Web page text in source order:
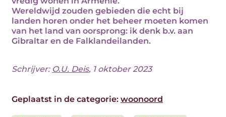
Wereldwijd zouden gebieden die echt bij
landen horen onder het beheer moeten komen
van het land van oorsprong: ik denk b.v. aan
Gibraltar en de Falklandeilanden.
Schrijver: O.U. Deis, 1 oktober 2023
Geplaatst in de categorie: woonoord